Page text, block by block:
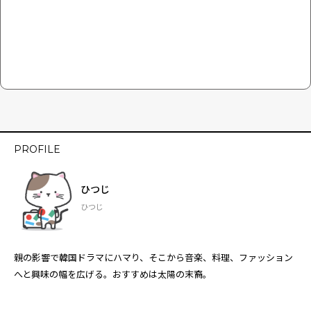
PROFILE
ひつじ
ひつじ
親の影響で韓国ドラマにハマり、そこから音楽、料理、ファッション
へと興味の幅を広げる。おすすめは太陽の末裔。